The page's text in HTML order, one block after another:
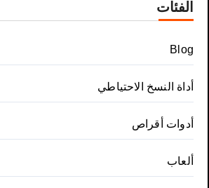
الفئات
Blog
أداة النسخ الاحتياطي
أدوات أقراص
ألعاب